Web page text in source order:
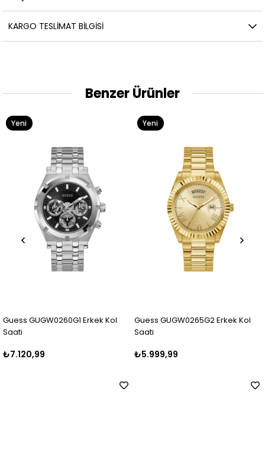
KARGO TESLIMAT BILGISI
Benzer Ürünler
Kol
Guess GUGW0265G2 Erkek Kol
₺5.999,99
Guess GUGW0265G1
₺5.250,00